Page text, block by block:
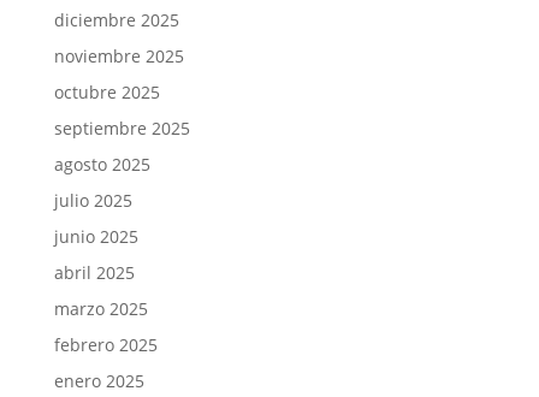
diciembre 2025
noviembre 2025
octubre 2025
septiembre 2025
agosto 2025
julio 2025
junio 2025
abril 2025
marzo 2025
febrero 2025
enero 2025